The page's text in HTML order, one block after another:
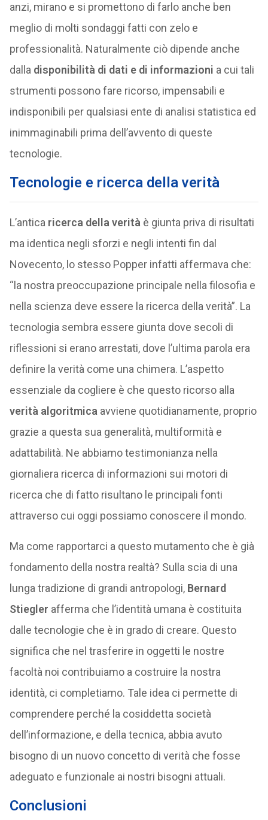
anzi, mirano e si promettono di farlo anche ben
meglio di molti sondaggi fatti con zelo e
professionalità. Naturalmente ciò dipende anche
dalla disponibilità di dati e di informazioni a cui tali
strumenti possono fare ricorso, impensabili e
indisponibili per qualsiasi ente di analisi statistica ed
inimmaginabili prima dell’avvento di queste
tecnologie.
Tecnologie e ricerca della verità
L’antica ricerca della verità è giunta priva di risultati
ma identica negli sforzi e negli intenti fin dal
Novecento, lo stesso Popper infatti affermava che:
“la nostra preoccupazione principale nella filosofia e
nella scienza deve essere la ricerca della verità”. La
tecnologia sembra essere giunta dove secoli di
riflessioni si erano arrestati, dove l’ultima parola era
definire la verità come una chimera. L’aspetto
essenziale da cogliere è che questo ricorso alla
verità algoritmica avviene quotidianamente, proprio
grazie a questa sua generalità, multiformità e
adattabilità. Ne abbiamo testimonianza nella
giornaliera ricerca di informazioni sui motori di
ricerca che di fatto risultano le principali fonti
attraverso cui oggi possiamo conoscere il mondo.
Ma come rapportarci a questo mutamento che è già
fondamento della nostra realtà? Sulla scia di una
lunga tradizione di grandi antropologi, Bernard
Stiegler afferma che l’identità umana è costituita
dalle tecnologie che è in grado di creare. Questo
significa che nel trasferire in oggetti le nostre
facoltà noi contribuiamo a costruire la nostra
identità, ci completiamo. Tale idea ci permette di
comprendere perché la cosiddetta società
dell’informazione, e della tecnica, abbia avuto
bisogno di un nuovo concetto di verità che fosse
adeguato e funzionale ai nostri bisogni attuali.
Conclusioni